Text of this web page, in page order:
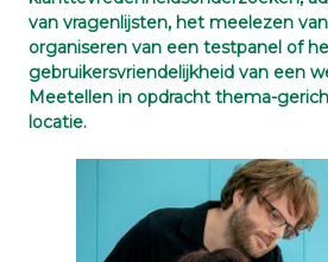
van vragenlijsten, het meelezen
organiseren van een testpanel of
gebruikersvriendelijkheid van een
Meetellen in opdracht thema-
locatie.